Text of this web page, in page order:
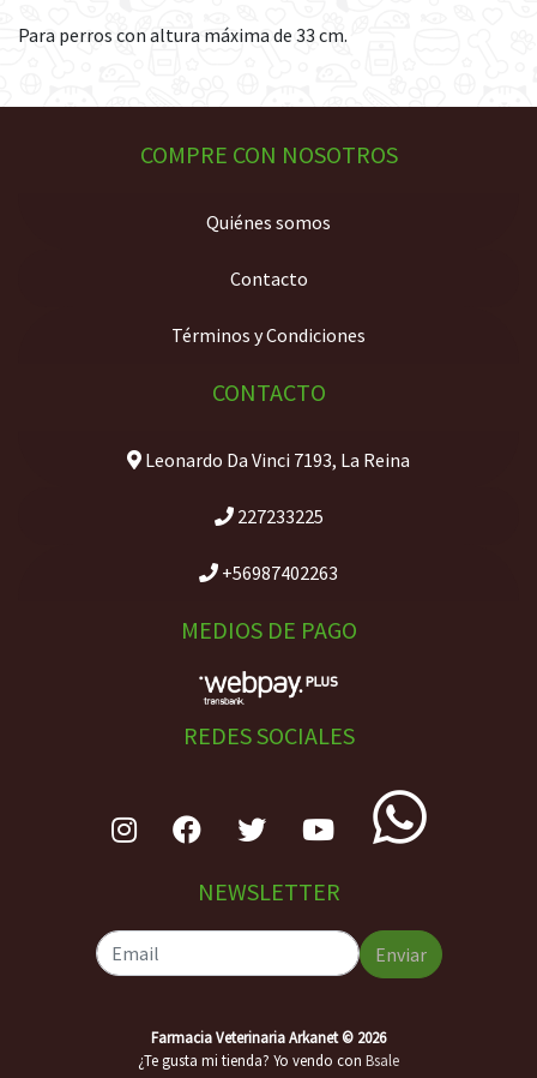
Para perros con altura máxima de 33 cm.
COMPRE CON NOSOTROS
Quiénes somos
Contacto
Términos y Condiciones
CONTACTO
Leonardo Da Vinci 7193, La Reina
227233225
+56987402263
MEDIOS DE PAGO
REDES SOCIALES
NEWSLETTER
Enviar
Farmacia Veterinaria Arkanet © 2026
¿Te gusta mi tienda? Yo vendo con Bsale